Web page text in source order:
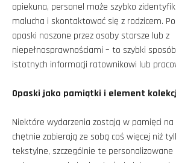
opiekuna, personel może szybko
malucha i skontaktować się z rodzicem.
opaski noszone przez osoby starsze lub z
niepełnosprawnościami – to szybki
istotnych informacji ratownikowi lub
Opaski jako pamiątki i element
Niektóre wydarzenia zostają w pamięci na
chętnie zabierają ze sobą coś więcej niż
tekstylne, szczególnie te